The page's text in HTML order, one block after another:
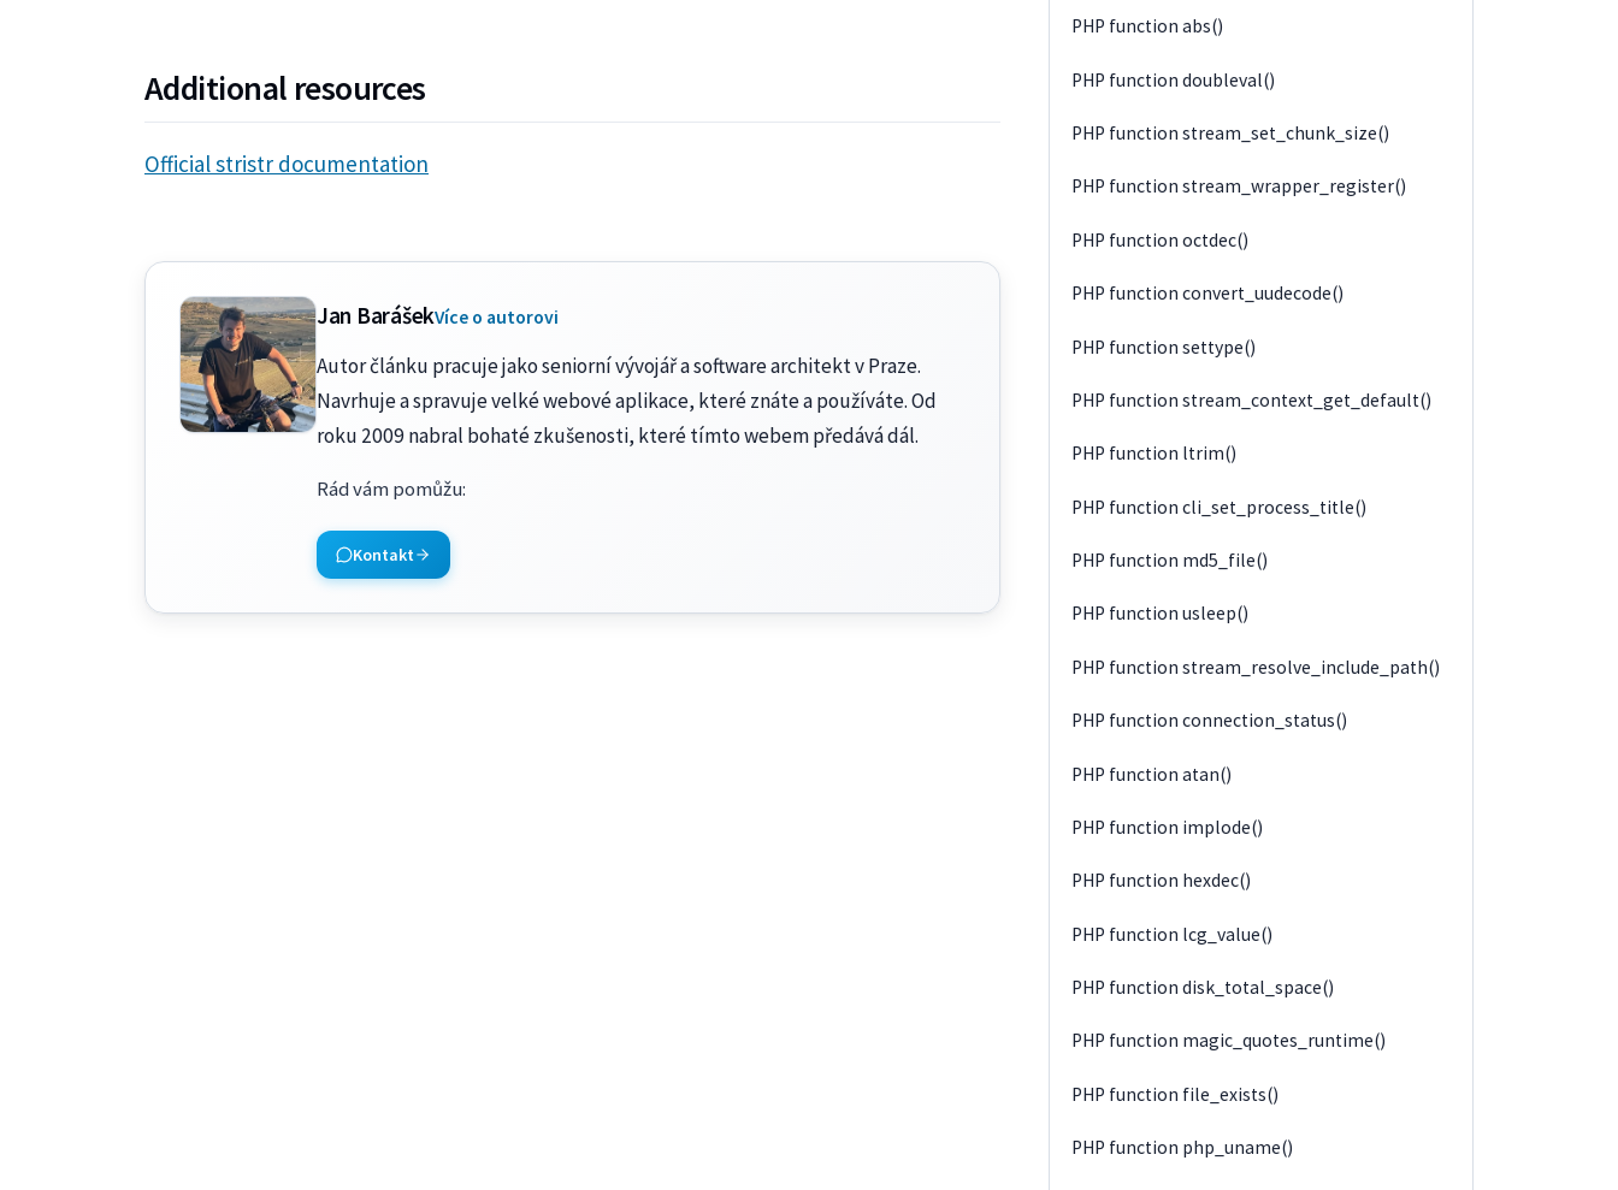
Additional resources
Official stristr documentation
Jan BarášekVíce o autorovi
Autor článku pracuje jako seniorní vývojář a software architekt v Praze.
Navrhuje a spravuje velké webové aplikace, které znáte a používáte. Od
roku 2009 nabral bohaté zkušenosti, které tímto webem předává dál.
Rád vám pomůžu:
Kontakt
PHP function abs()
PHP function doubleval()
PHP function stream_set_chunk_size()
PHP function stream_wrapper_register()
PHP function octdec()
PHP function convert_uudecode()
PHP function settype()
PHP function stream_context_get_default()
PHP function ltrim()
PHP function cli_set_process_title()
PHP function md5_file()
PHP function usleep()
PHP function stream_resolve_include_path()
PHP function connection_status()
PHP function atan()
PHP function implode()
PHP function hexdec()
PHP function lcg_value()
PHP function disk_total_space()
PHP function magic_quotes_runtime()
PHP function file_exists()
PHP function php_uname()